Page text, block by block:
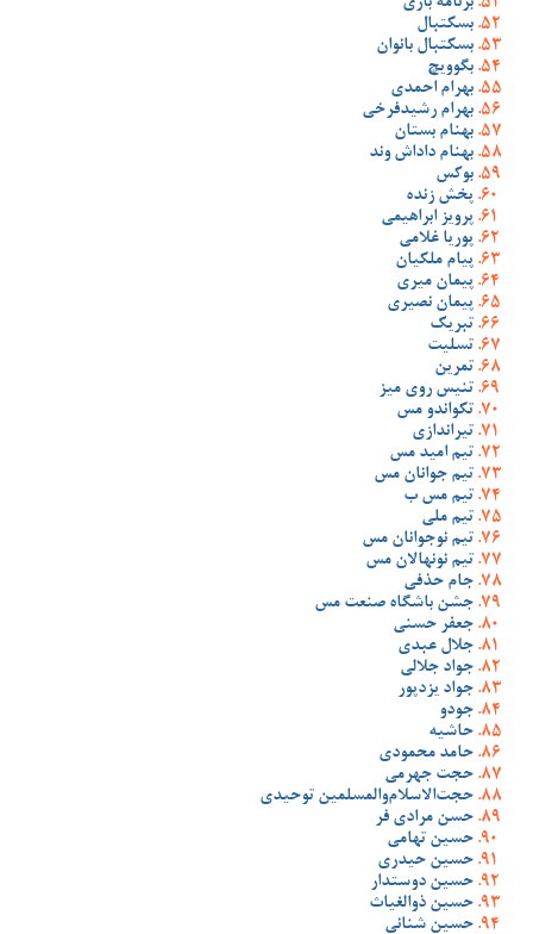
برنامه بازی
بسکتبال
بسکتبال بانوان
بگوویچ
بهرام احمدی
بهرام رشیدفرخی
بهنام بستان
بهنام داداش وند
بوکس
پخش زنده
پرویز ابراهیمی
پوریا غلامی
پیام ملکیان
پیمان میری
پیمان نصیری
تبریک
تسلیت
تمرین
تنیس روی میز
تکواندو مس
تیراندازی
تیم امید مس
تیم جوانان مس
تیم مس ب
تیم ملی
تیم نوجوانان مس
تیم نونهالان مس
جام حذفی
جشن باشگاه صنعت مس
جعفر حسنی
جلال عبدی
جواد جلالی
جواد یزدپور
جودو
حاشیه
حامد محمودی
حجت جهرمی
حجت‌الاسلام‌والمسلمین توحیدی
حسن مرادی فر
حسین تهامی
حسین حیدری
حسین دوستدار
حسین ذوالغیاث
حسین شنانی